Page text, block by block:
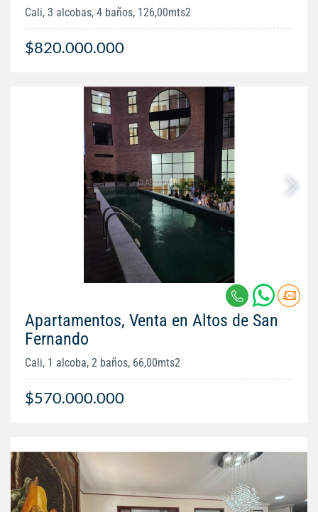
Cali, 3 alcobas, 4 baños, 126,00mts2
$820.000.000
Apartamentos, Venta en Altos de San
Fernando
Cali, 1 alcoba, 2 baños, 66,00mts2
$570.000.000